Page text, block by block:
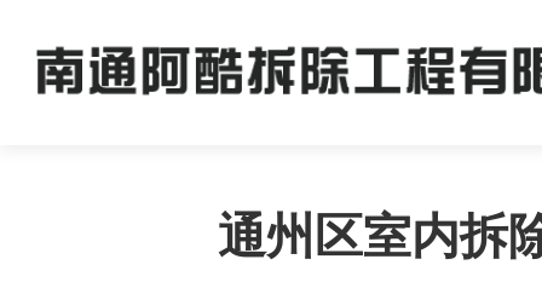
通州区室内拆